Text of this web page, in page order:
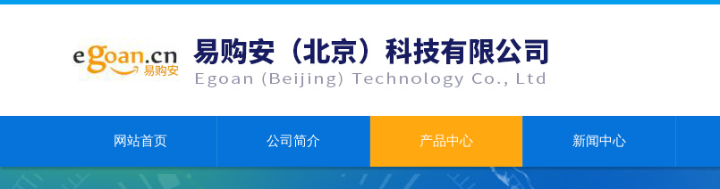
网站首页 公司简介 产品中心 新闻中心